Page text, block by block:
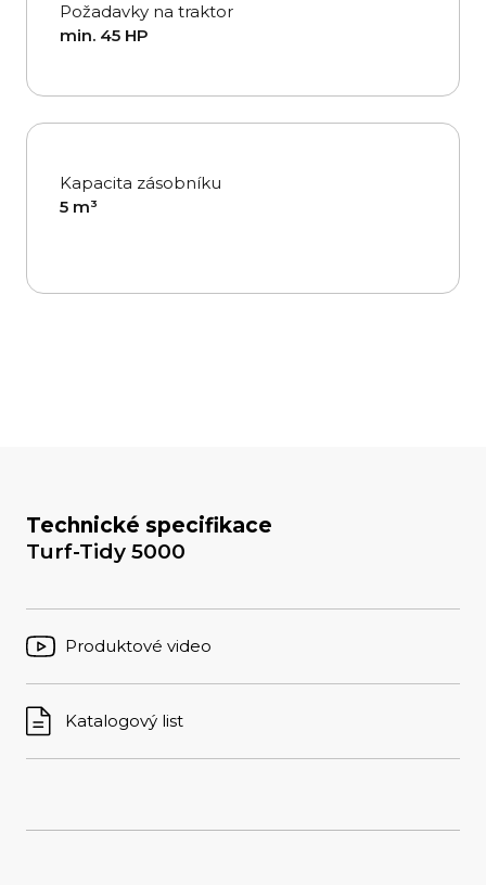
Požadavky na traktor
min. 45 HP
Kapacita zásobníku
5 m³
Technické specifikace
Turf-Tidy 5000
Produktové video
Katalogový list